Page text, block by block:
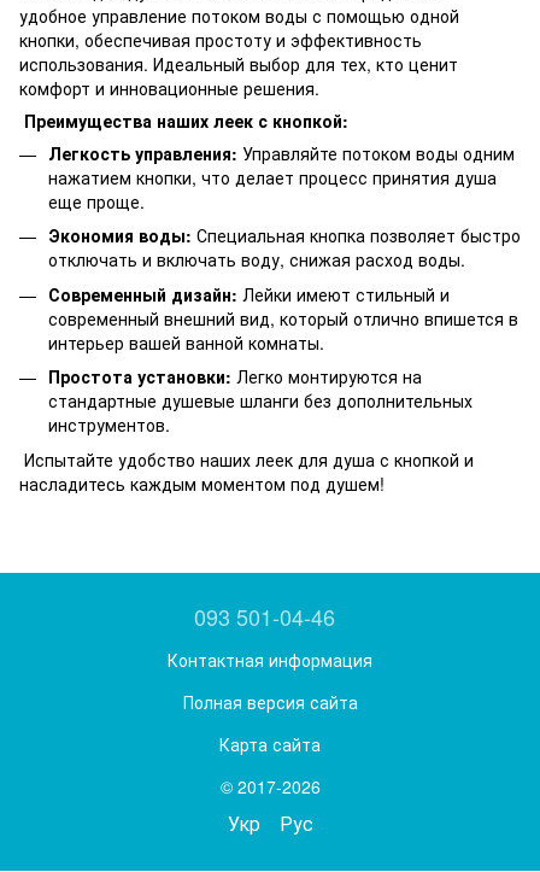
удобное управление потоком воды с помощью одной
кнопки, обеспечивая простоту и эффективность
использования. Идеальный выбор для тех, кто ценит
комфорт и инновационные решения.
Преимущества наших леек с кнопкой:
Легкость управления: Управляйте потоком воды одним
нажатием кнопки, что делает процесс принятия душа
еще проще.
Экономия воды: Специальная кнопка позволяет быстро
отключать и включать воду, снижая расход воды.
Современный дизайн: Лейки имеют стильный и
современный внешний вид, который отлично впишется в
интерьер вашей ванной комнаты.
Простота установки: Легко монтируются на
стандартные душевые шланги без дополнительных
инструментов.
Испытайте удобство наших леек для душа с кнопкой и
насладитесь каждым моментом под душем!
093 501-04-46
Контактная информация
Полная версия сайта
Карта сайта
© 2017-2026
Укр Рус